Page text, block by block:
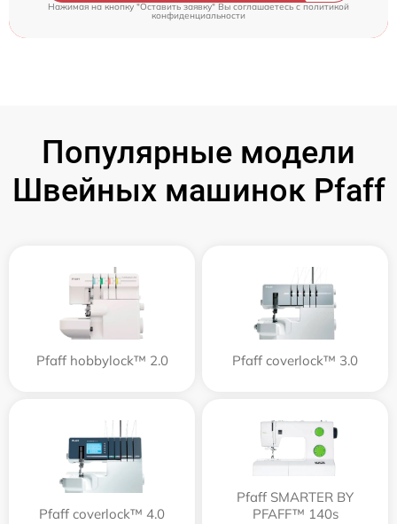
Нажимая на кнопку "Оставить заявку" Вы соглашаетесь c политикой
конфиденциальности
Популярные модели
Швейных машинок Pfaff
Pfaff hobbylock™ 2.0 Pfaff coverlock™ 3.0
Pfaff coverlock™ 4.0
Pfaff SMARTER BY
PFAFF™ 140s